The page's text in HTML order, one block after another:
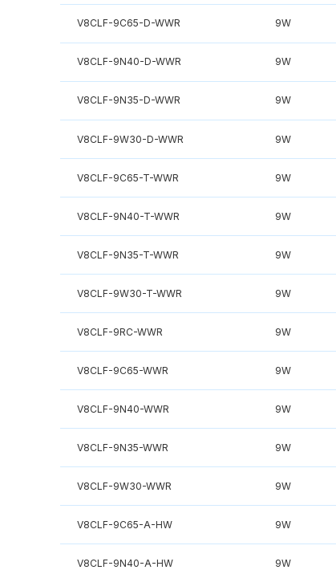
V8CLF-9C65-D-WWR 9W
V8CLF-9N40-D-WWR 9W
V8CLF-9N35-D-WWR 9W
V8CLF-9W30-D-WWR 9W
V8CLF-9C65-T-WWR 9W
V8CLF-9N40-T-WWR 9W
V8CLF-9N35-T-WWR 9W
V8CLF-9W30-T-WWR 9W
V8CLF-9RC-WWR 9W
V8CLF-9C65-WWR 9W
V8CLF-9N40-WWR 9W
V8CLF-9N35-WWR 9W
V8CLF-9W30-WWR 9W
V8CLF-9C65-A-HW 9W
V8CLF-9N40-A-HW 9W